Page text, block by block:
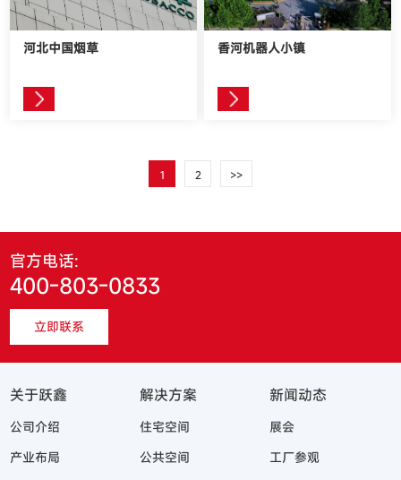
河北中国烟草 香河机器人小镇
1 2 >>
官方电话:
400-803-0833
立即联系
关于跃鑫
公司介绍
产业布局
解决方案
住宅空间
公共空间
新闻动态
展会
工厂参观